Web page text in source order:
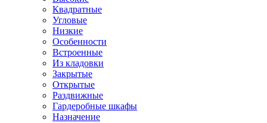
Квадратные
Угловые
Низкие
Особенности
Встроенные
Из кладовки
Закрытые
Открытые
Раздвижные
Гардеробные шкафы
Назначение